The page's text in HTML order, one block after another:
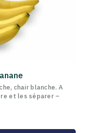
chair blanche. A
et les séparer –